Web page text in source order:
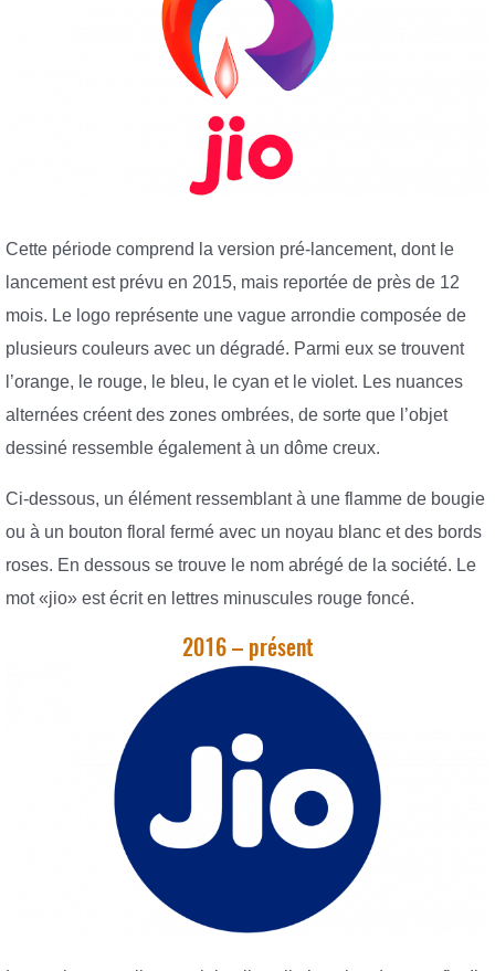
Cette période comprend la version pré-lancement, dont le
lancement est prévu en 2015, mais reportée de près de 12
mois. Le logo représente une vague arrondie composée de
plusieurs couleurs avec un dégradé. Parmi eux se trouvent
l’orange, le rouge, le bleu, le cyan et le violet. Les nuances
alternées créent des zones ombrées, de sorte que l’objet
dessiné ressemble également à un dôme creux.
Ci-dessous, un élément ressemblant à une flamme de bougie
ou à un bouton floral fermé avec un noyau blanc et des bords
roses. En dessous se trouve le nom abrégé de la société. Le
mot «jio» est écrit en lettres minuscules rouge foncé.
2016 – présent